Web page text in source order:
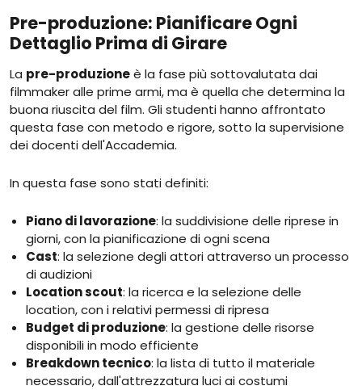
Pre-produzione: Pianificare Ogni
Dettaglio Prima di Girare
La pre-produzioneè la fase più sottovalutata dai
filmmaker alle prime armi, ma è quella che determina la
buona riuscita del film. Gli studenti hanno affrontato
questa fase con metodo e rigore, sotto la supervisione
dei docenti dell'Accademia.
In questa fase sono stati definiti:
Piano di lavorazione: la suddivisione delle riprese in
giorni, con la pianificazione di ogni scena
Cast: la selezione degli attori attraverso un processo
di audizioni
Location scout: la ricerca e la selezione delle
location, con i relativi permessi di ripresa
Budget di produzione: la gestione delle risorse
disponibili in modo efficiente
Breakdown tecnico: la lista di tutto il materiale
necessario, dall'attrezzatura luci ai costumi